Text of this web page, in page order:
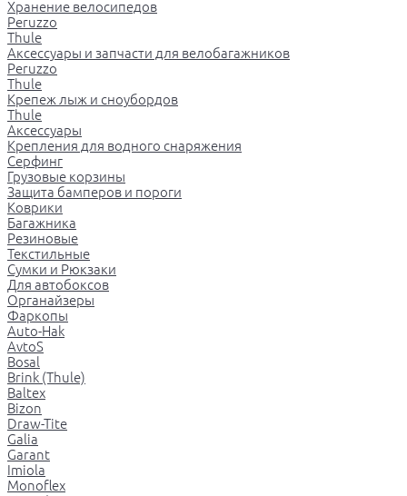
Хранение велосипедов
Peruzzo
Thule
Аксессуары и запчасти для велобагажников
Peruzzo
Thule
Крепеж лыж и сноубордов
Thule
Аксессуары
Крепления для водного снаряжения
Серфинг
Грузовые корзины
Защита бамперов и пороги
Коврики
Багажника
Резиновые
Текстильные
Сумки и Рюкзаки
Для автобоксов
Органайзеры
Фаркопы
Auto-Hak
AvtoS
Bosal
Brink (Thule)
Baltex
Bizon
Draw-Tite
Galia
Garant
Imiola
Monoflex